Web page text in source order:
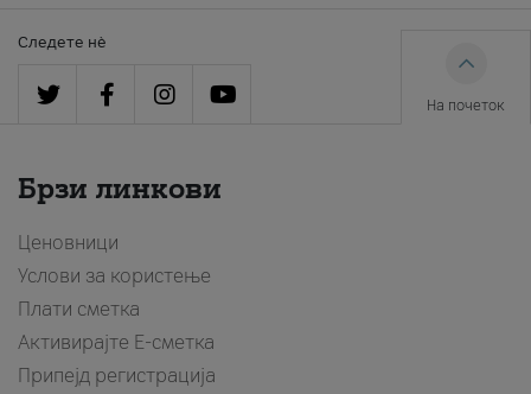
Следете нè
На почеток
Брзи линкови
Ценовници
Услови за користење
Плати сметка
Активирајте Е-сметка
Припејд регистрација